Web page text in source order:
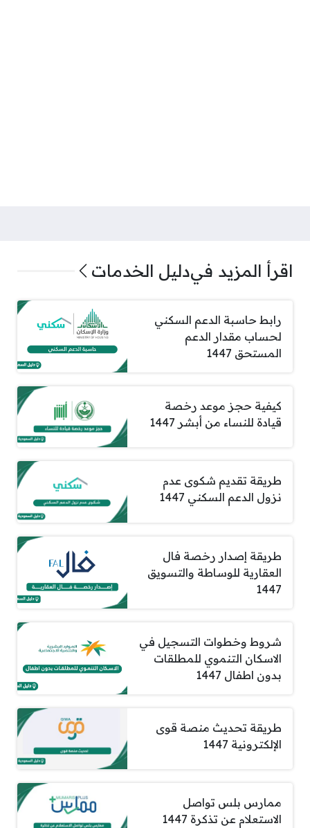
اقرأ المزيد فيدليل الخدمات
رابط حاسبة الدعم السكني
لحساب مقدار الدعم
المستحق 1447
كيفية حجز موعد رخصة
قيادة للنساء من أبشر 1447
طريقة تقديم شكوى عدم
نزول الدعم السكني 1447
طريقة إصدار رخصة فال
العقارية للوساطة والتسويق
1447
شروط وخطوات التسجيل في
الاسكان التنموي للمطلقات
بدون اطفال 1447
طريقة تحديث منصة قوى
الإلكترونية 1447
ممارس بلس تواصل
الاستعلام عن تذكرة 1447